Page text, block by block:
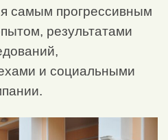
самым прогрессивным
результатами
и социальными